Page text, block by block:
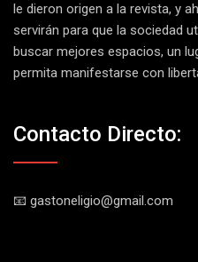
le dieron origen a la revista, y
servirán para que la sociedad
buscar mejores espacios, un
permita manifestarse con
Contacto Directo:
📧 gastoneligio@gmail.com